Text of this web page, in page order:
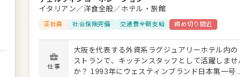
イタリアン／洋食全般／ホテル・旅館
正社員 社会保険完備 交通費全額支給 締め切り間近
仕事
大阪を代表する外資系ラグジュアリーホテル内の
ストランで、キッチンスタッフとして活躍しませ
か？ 1993年にウェスティンブランド日本第一号